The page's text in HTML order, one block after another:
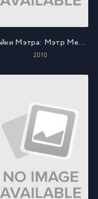
Байки Мэтра: Мэтр Металлист
2010